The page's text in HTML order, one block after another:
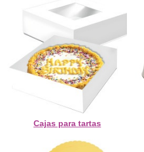
Cajas para tartas